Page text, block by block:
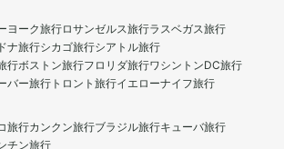
ヨーク旅行ロサンゼルス旅行ラスベガス旅行
ナ旅行シカゴ旅行シアトル旅行
行ボストン旅行フロリダ旅行ワシントンDC旅行
バー旅行 トロント旅行イエローナイフ旅行
旅行カンクン旅行ブラジル旅行キューバ旅行
チン旅行